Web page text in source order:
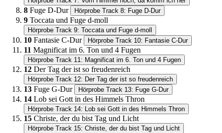
8 Fuge D-Dur Hörprobe Track 8: Fuge D-Dur
9 Toccata und Fuge d-moll
Hörprobe Track 9: Toccata und Fuge d-moll
10 Fantasie C-Dur Hörprobe Track 10: Fantasie C-Dur
11 Magnificat im 6. Ton und 4 Fugen
Hörprobe Track 11: Magnificat im 6. Ton und 4 Fugen
12 Der Tag der ist so freudenreich
Hörprobe Track 12: Der Tag der ist so freudenreich
13 Fuge G-Dur Hörprobe Track 13: Fuge G-Dur
14 Lob sei Gott in des Himmels Thron
Hörprobe Track 14: Lob sei Gott in des Himmels Thron
15 Christe, der du bist Tag und Licht
Hörprobe Track 15: Christe, der du bist Tag und Licht